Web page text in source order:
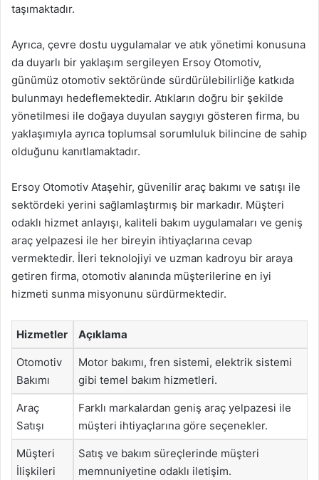
taşımaktadır.
Ayrıca, çevre dostu uygulamalar ve atık yönetimi konusuna
da duyarlı bir yaklaşım sergileyen Ersoy Otomotiv,
günümüz otomotiv sektöründe sürdürülebilirliğe katkıda
bulunmayı hedeflemektedir. Atıkların doğru bir şekilde
yönetilmesi ile doğaya duyulan saygıyı gösteren firma, bu
yaklaşımıyla ayrıca toplumsal sorumluluk bilincine de sahip
olduğunu kanıtlamaktadır.
Ersoy Otomotiv Ataşehir, güvenilir araç bakımı ve satışı ile
sektördeki yerini sağlamlaştırmış bir markadır. Müşteri
odaklı hizmet anlayışı, kaliteli bakım uygulamaları ve geniş
araç yelpazesi ile her bireyin ihtiyaçlarına cevap
vermektedir. İleri teknolojiyi ve uzman kadroyu bir araya
getiren firma, otomotiv alanında müşterilerine en iyi
hizmeti sunma misyonunu sürdürmektedir.
Hizmetler Açıklama
Otomotiv
Bakımı
Motor bakımı, fren sistemi, elektrik sistemi
gibi temel bakım hizmetleri.
Araç
Satışı
Farklı markalardan geniş araç yelpazesi ile
müşteri ihtiyaçlarına göre seçenekler.
Müşteri
İlişkileri
Satış ve bakım süreçlerinde müşteri
memnuniyetine odaklı iletişim.